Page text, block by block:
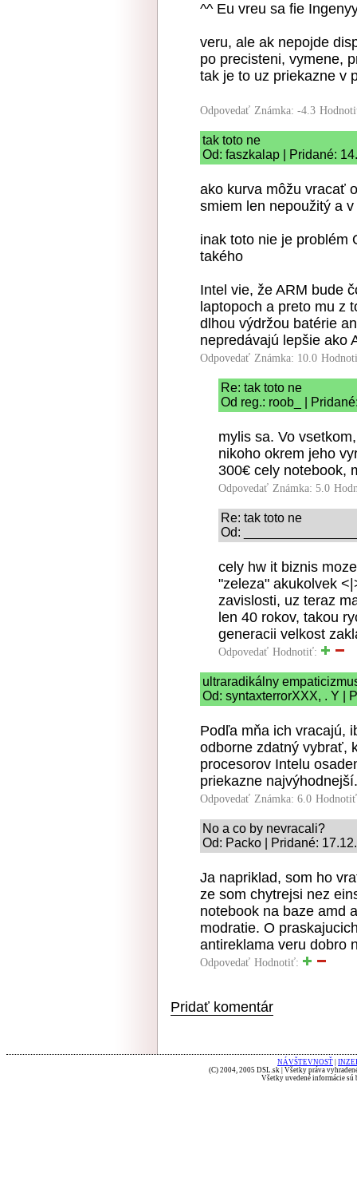
^^ Eu vreu sa fie
veru, ale ak nepojde
po precisteni, vymene,
tak je to uz priekazne v
Odpovedať Známka: -4.3
tak toto ne
Od: faszkalap | Pridané:
ako kurva môžu vracať
smiem len nepoužitý a
inak toto nie je problém
takého
Intel vie, že ARM bude
laptopoch a preto mu z
dlhou výdržou batérie
nepredávajú lepšie ako
Odpovedať Známka: 10.0
Re: tak toto ne
Od reg.: roob_ |
mylis sa. Vo
nikoho okrem jeho
300€ cely notebook,
Odpovedať Známka: 5.0
Re: tak toto ne
Od:
cely hw it biznis
"zeleza" akukolvek
zavislosti, uz teraz
len 40 rokov, takou
generacii velkost
Odpovedať Hodnotiť:
ultraradikálny
Od: syntaxterrorXXX, . Y |
Podľa mňa ich vracajú,
odborne zdatný vybrať,
procesorov Intelu
priekazne najvýhodnejší.
Odpovedať Známka: 6.0
No a co by nevracali?
Od: Packo | Pridané:
Ja napriklad, som ho
ze som chytrejsi nez
notebook na baze amd
modratie. O
antireklama veru dobro
Odpovedať Hodnotiť:
Pridať komentár
NÁVŠTEVNOSŤ
(C) 2004, 2005 DSL.sk | Všetky práva
Všetky uvedené informácie sú